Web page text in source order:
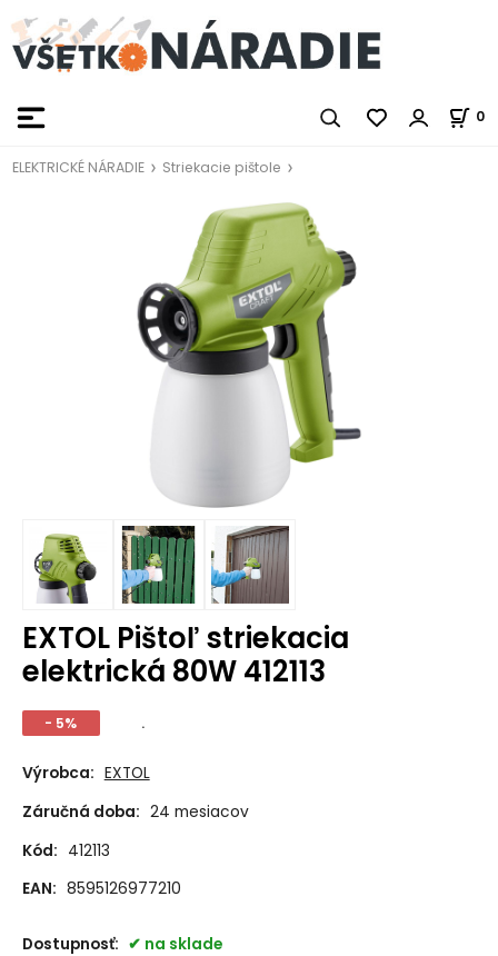
0
ELEKTRICKÉ NÁRADIE Striekacie pištole
EXTOL Pištoľ striekacia
elektrická 80W 412113
- 5% .
Výrobca: EXTOL
Záručná doba: 24 mesiacov
Kód: 412113
EAN: 8595126977210
Dostupnosť: na sklade